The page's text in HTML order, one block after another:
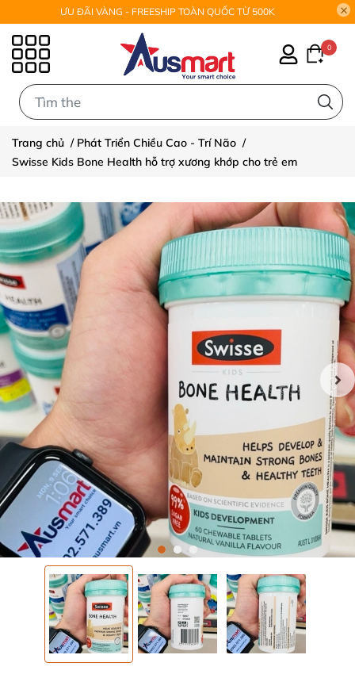
ƯU ĐÃI VÀNG - FREESHIP TOÀN QUỐC TỪ 500K
0
Trang chủ / Phát Triển Chiều Cao - Trí Não /
Swisse Kids Bone Health hỗ trợ xương khớp cho trẻ em